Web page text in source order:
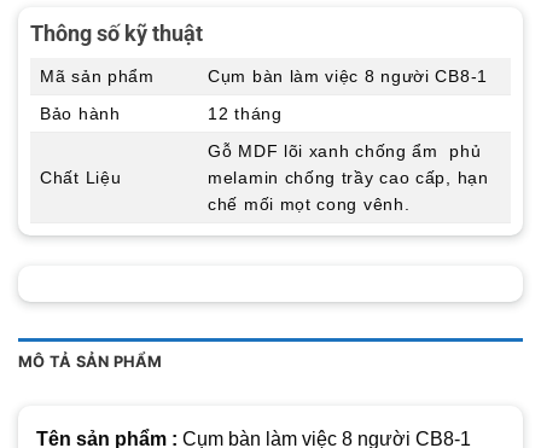
MÔ TẢ SẢN PHẨM
Tên sản phẩm : Cụm bàn làm việc 8 người CB8-1
Thông số kỹ thuật
Mã sản phẩm
Cụm bàn làm việc 8 người CB8-1
Bảo hành
12 tháng
Chất Liệu
Gỗ MDF lõi xanh chống ẩm phủ
melamin chống trầy cao cấp, hạn
chế mối mọt cong vênh.